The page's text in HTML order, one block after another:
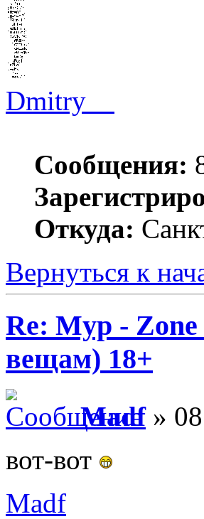
Dmitry__
Сообщения:
Откуда:
Вернуться к
Re: Myp -
вещам) 18+
Madf» 08
вот-вот
Madf